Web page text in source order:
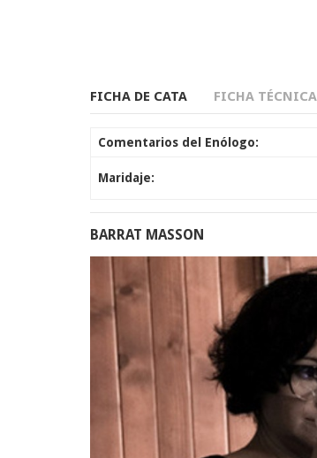
FICHA DE CATA FICHA TÉCNICA
Comentarios del Enólogo:
Maridaje:
BARRAT MASSON